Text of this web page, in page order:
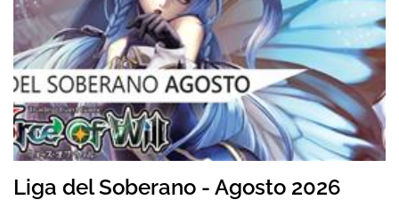
Liga del Soberano - Agosto 2026